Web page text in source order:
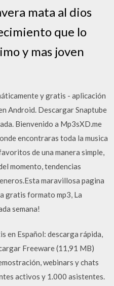
mata al dios
que lo
y mas joven
y gratis - aplicación
Android. Descargar Snaptube
Bienvenido a Mp3sXD.me
encontraras toda la musica
de una manera simple,
momento, tendencias
maravillosa pagina
gratis formato mp3, La
semana!
en Español: descarga rápida,
Freeware (11,91 MB)
webinars y chats
activos y 1.000 asistentes.